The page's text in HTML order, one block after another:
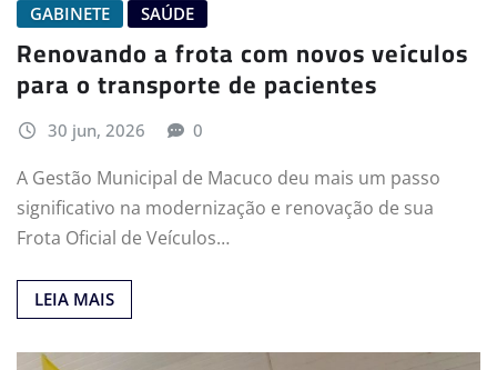
GABINETE SAÚDE
Renovando a frota com novos veículos
para o transporte de pacientes
30 jun, 2026 0
A Gestão Municipal de Macuco deu mais um passo
significativo na modernização e renovação de sua
Frota Oficial de Veículos…
LEIA MAIS